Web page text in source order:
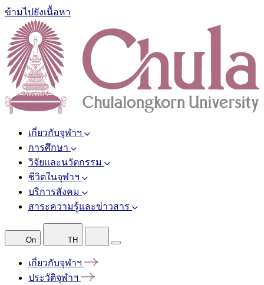
ข้ามไปยังเนื้อหา
เกี่ยวกับจุฬาฯ
การศึกษา
วิจัยและนวัตกรรม
ชีวิตในจุฬาฯ
บริการสังคม
สาระความรู้และข่าวสาร
On TH
เกี่ยวกับจุฬาฯ
ประวัติจุฬาฯ